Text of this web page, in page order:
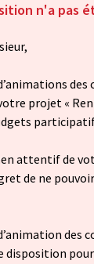
n'a pas
des
projet «
attentif de
de ne
des
disposition